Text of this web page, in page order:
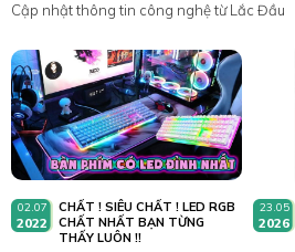
Cập nhật thông tin công nghệ từ Lắc Đầu
02.07
2022
CHẤT ! SIÊU CHẤT ! LED RGB
CHẤT NHẤT BẠN TỪNG
THẤY LUÔN !!
23.05
2026